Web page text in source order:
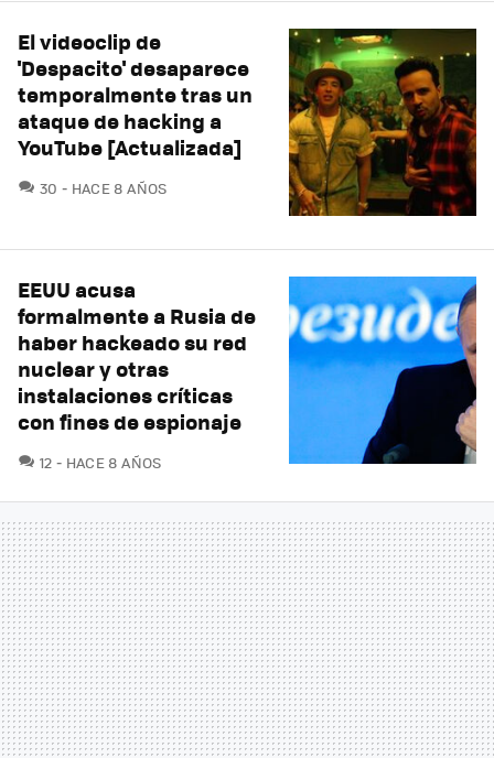
El videoclip de
'Despacito' desaparece
temporalmente tras un
ataque de hacking a
YouTube [Actualizada]
30 COMENTARIOS
HACE 8 AÑOS
EEUU acusa
formalmente a Rusia de
haber hackeado su red
nuclear y otras
instalaciones críticas
con fines de espionaje
12 COMENTARIOS
HACE 8 AÑOS